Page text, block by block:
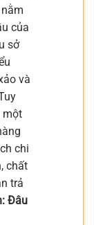
của
sở
và
một
chi
chất
trả
Đâu